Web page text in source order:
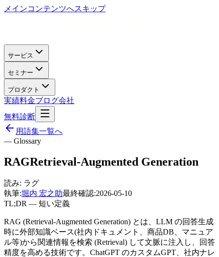
メインコンテンツへスキップ
サービス
セミナー
プロダクト
実績料金ブログ会社
無料診断
用語集一覧へ
— Glossary
RAGRetrieval-Augmented Generation
読み: ラグ
執筆:堀内 宏之助最終確認:2026-05-10
TL;DR — 短い定義
RAG (Retrieval-Augmented Generation) とは、LLM の回答生成
時に外部知識ベース(社内ドキュメント、商品DB、マニュア
ル等)から関連情報を検索 (Retrieval) して文脈に注入し、回答
精度を高める技術です。ChatGPT のカスタムGPT、社内ナレ